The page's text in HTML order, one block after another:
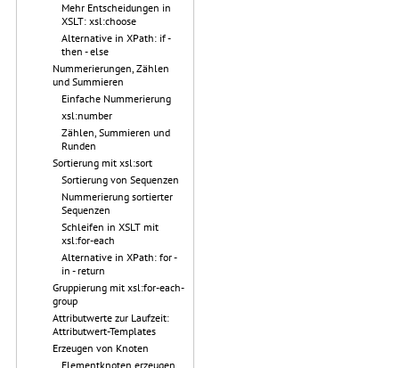
Mehr Entscheidungen in
XSLT: xsl:choose
Alternative in XPath: if -
then - else
Nummerierungen, Zählen
und Summieren
Einfache Nummerierung
xsl:number
Zählen, Summieren und
Runden
Sortierung mit xsl:sort
Sortierung von Sequenzen
Nummerierung sortierter
Sequenzen
Schleifen in XSLT mit
xsl:for-each
Alternative in XPath: for -
in - return
Gruppierung mit xsl:for-each-
group
Attributwerte zur Laufzeit:
Attributwert-Templates
Erzeugen von Knoten
Elementknoten erzeugen